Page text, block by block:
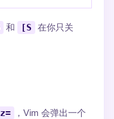
和 [S
在你只关
z=
，Vim 会弹出一个